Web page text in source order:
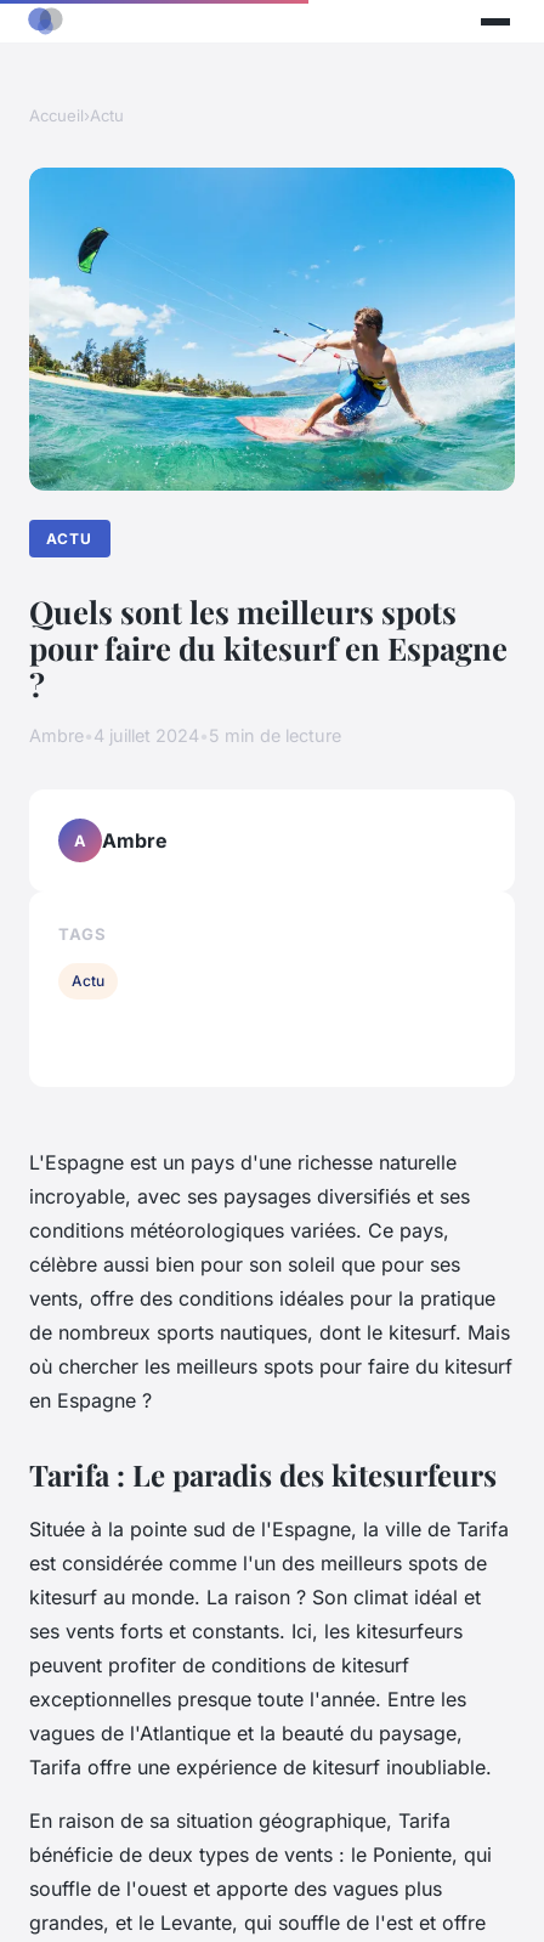
Accueil›Actu
ACTU
Quels sont les meilleurs spots
pour faire du kitesurf en Espagne
?
Ambre•4 juillet 2024•5 min de lecture
L'Espagne est un pays d'une richesse naturelle
incroyable, avec ses paysages diversifiés et ses
conditions météorologiques variées. Ce pays,
célèbre aussi bien pour son soleil que pour ses
vents, offre des conditions idéales pour la pratique
de nombreux sports nautiques, dont le kitesurf. Mais
où chercher les meilleurs spots pour faire du kitesurf
en Espagne ?
Tarifa : Le paradis des kitesurfeurs
Située à la pointe sud de l'Espagne, la ville de Tarifa
est considérée comme l'un des meilleurs spots de
kitesurf au monde. La raison ? Son climat idéal et
ses vents forts et constants. Ici, les kitesurfeurs
peuvent profiter de conditions de kitesurf
exceptionnelles presque toute l'année. Entre les
vagues de l'Atlantique et la beauté du paysage,
Tarifa offre une expérience de kitesurf inoubliable.
En raison de sa situation géographique, Tarifa
bénéficie de deux types de vents : le Poniente, qui
souffle de l'ouest et apporte des vagues plus
grandes, et le Levante, qui souffle de l'est et offre
A Ambre
TAGS
Actu